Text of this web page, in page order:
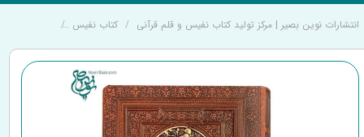
انتشارات نوین بصیر | مرکز تولید کتاب نفیس و قلم قرآنی کتاب نفیس